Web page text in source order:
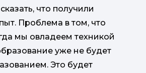
что получили
Проблема в том, что
мы овладеем техникой
уже не будет
Это будет